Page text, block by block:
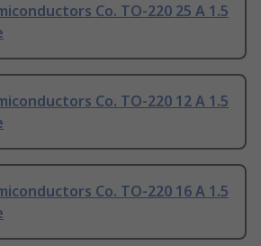
Co. TO-220 25 A 1.5
Co. TO-220 12 A 1.5
Co. TO-220 16 A 1.5